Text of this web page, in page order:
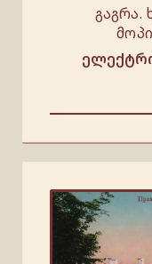
გაგრა.